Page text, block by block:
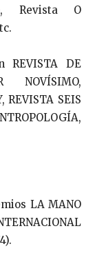
Revista O
DE
NOVÍSIMO,
REVISTA SEIS
LA MANO